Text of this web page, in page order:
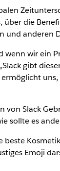
über die
und anderen
wir ein
gibt
Slack
sollte es
Emoji